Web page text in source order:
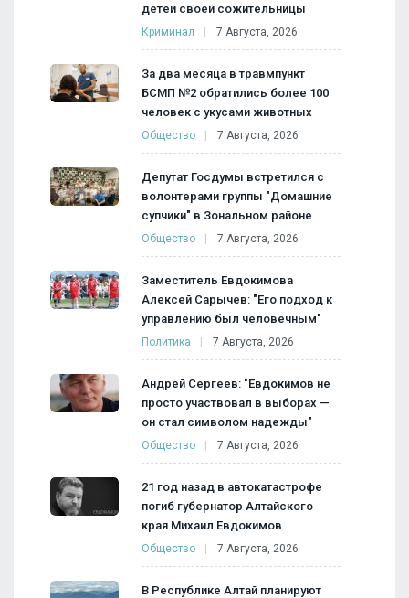
детей своей сожительницы
Криминал 7 Августа, 2026
За два месяца в травмпункт
БСМП №2 обратились более 100
человек с укусами животных
Общество 7 Августа, 2026
Депутат Госдумы встретился с
волонтерами группы "Домашние
супчики" в Зональном районе
Общество 7 Августа, 2026
Заместитель Евдокимова
Алексей Сарычев: "Его подход к
управлению был человечным"
Политика 7 Августа, 2026
Андрей Сергеев: "Евдокимов не
просто участвовал в выборах —
он стал символом надежды"
Общество 7 Августа, 2026
21 год назад в автокатастрофе
погиб губернатор Алтайского
края Михаил Евдокимов
Общество 7 Августа, 2026
В Республике Алтай планируют